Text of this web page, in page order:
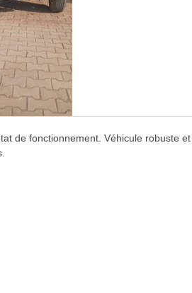
de fonctionnement. Véhicule robuste et